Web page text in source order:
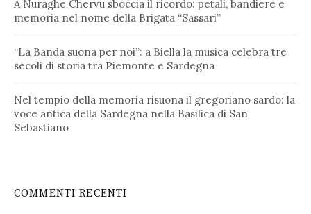
A Nuraghe Chervu sboccia il ricordo: petali, bandiere e
memoria nel nome della Brigata “Sassari”
“La Banda suona per noi”: a Biella la musica celebra tre
secoli di storia tra Piemonte e Sardegna
Nel tempio della memoria risuona il gregoriano sardo: la
voce antica della Sardegna nella Basilica di San
Sebastiano
COMMENTI RECENTI